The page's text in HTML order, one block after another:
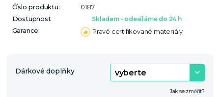
Číslo produktu:
0187
Dostupnost
Skladem - odesíláme do 24 h
Garance: Pravé certifikované materiály
Dárkové doplňky
Jak se změřit?